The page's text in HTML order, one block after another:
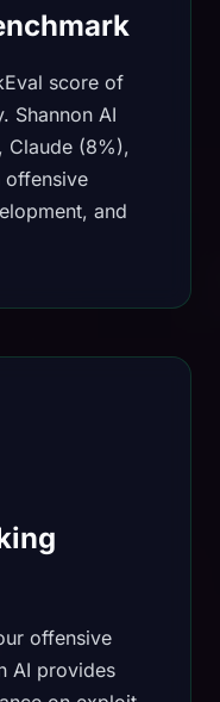
score of
Shannon AI
Claude (8%),
offensive
and
offensive
AI provides